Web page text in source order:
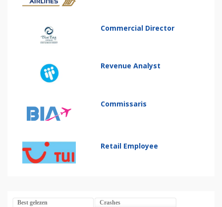
Commercial Director
Revenue Analyst
Commissaris
Retail Employee
Best gelezen Crashes